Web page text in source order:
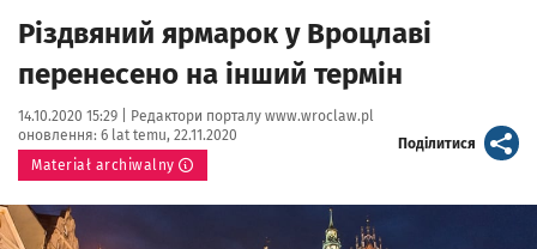
Різдвяний ярмарок у Вроцлаві
перенесено на інший термін
Data publikacji:
14.10.2020 15:29 | Autor:
Редактори порталу www.wroclaw.pl
оновлення: 6 lat temu, 22.11.2020
Materiał archiwalny
Поділитися artykuł
Kliknij, aby powiększyć